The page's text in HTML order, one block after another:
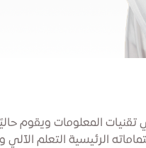
المعلومات ويقوم
الرئيسية التعلم الآلي